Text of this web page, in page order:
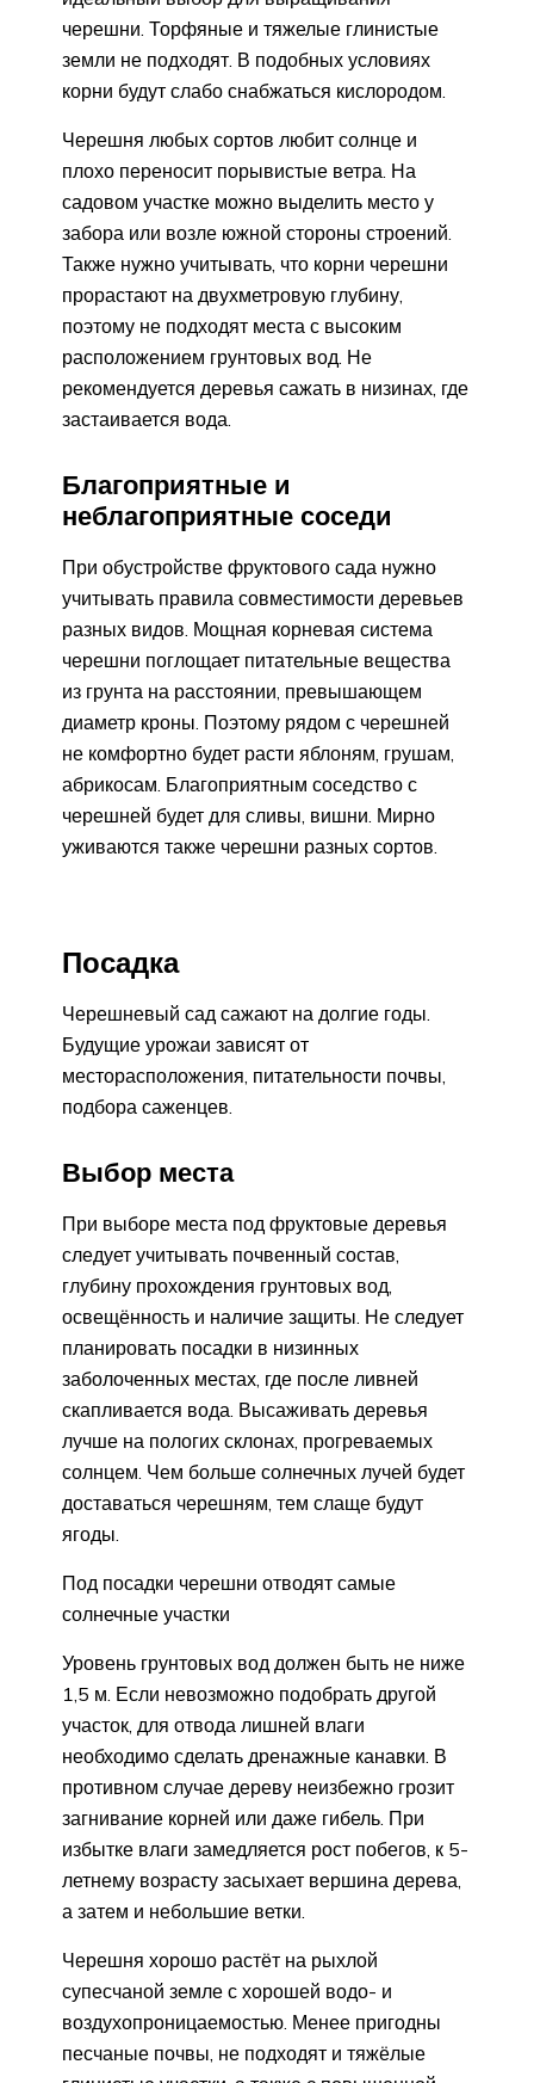
черешни. Торфяные и тяжелые глинистые
земли не подходят. В подобных условиях
корни будут слабо снабжаться кислородом.
Черешня любых сортов любит солнце и
плохо переносит порывистые ветра. На
садовом участке можно выделить место у
забора или возле южной стороны строений.
Также нужно учитывать, что корни черешни
прорастают на двухметровую глубину,
поэтому не подходят места с высоким
расположением грунтовых вод. Не
рекомендуется деревья сажать в низинах, где
застаивается вода.
Благоприятные и
неблагоприятные соседи
При обустройстве фруктового сада нужно
учитывать правила совместимости деревьев
разных видов. Мощная корневая система
черешни поглощает питательные вещества
из грунта на расстоянии, превышающем
диаметр кроны. Поэтому рядом с черешней
не комфортно будет расти яблоням, грушам,
абрикосам. Благоприятным соседство с
черешней будет для сливы, вишни. Мирно
уживаются также черешни разных сортов.
Посадка
Черешневый сад сажают на долгие годы.
Будущие урожаи зависят от
месторасположения, питательности почвы,
подбора саженцев.
Выбор места
При выборе места под фруктовые деревья
следует учитывать почвенный состав,
глубину прохождения грунтовых вод,
освещённость и наличие защиты. Не следует
планировать посадки в низинных
заболоченных местах, где после ливней
скапливается вода. Высаживать деревья
лучше на пологих склонах, прогреваемых
солнцем. Чем больше солнечных лучей будет
доставаться черешням, тем слаще будут
ягоды.
Под посадки черешни отводят самые
солнечные участки
Уровень грунтовых вод должен быть не ниже
1,5 м. Если невозможно подобрать другой
участок, для отвода лишней влаги
необходимо сделать дренажные канавки. В
противном случае дереву неизбежно грозит
загнивание корней или даже гибель. При
избытке влаги замедляется рост побегов, к 5-
летнему возрасту засыхает вершина дерева,
а затем и небольшие ветки.
Черешня хорошо растёт на рыхлой
супесчаной земле с хорошей водо- и
воздухопроницаемостью. Менее пригодны
песчаные почвы, не подходят и тяжёлые